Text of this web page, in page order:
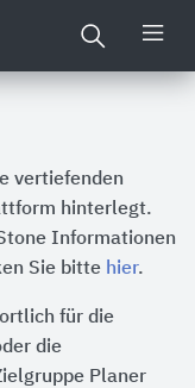
vertiefenden
hinterlegt.
Informationen
Sie bitte hier.
für die
die
Planer